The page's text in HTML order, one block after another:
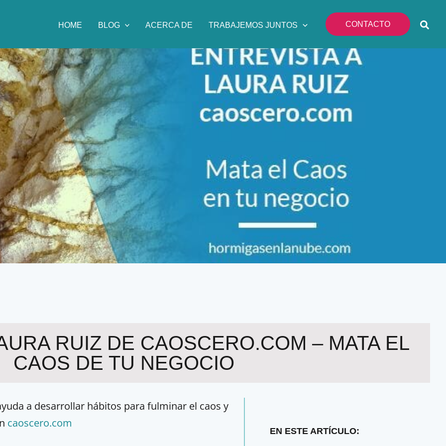
HOME BLOG ACERCA DE TRABAJEMOS JUNTOS CONTACTO
RUIZ DE CAOSCERO.COM – MATA EL
CAOS DE TU NEGOCIO
a desarrollar hábitos para fulminar el caos y
caoscero.com
EN ESTE ARTÍCULO: